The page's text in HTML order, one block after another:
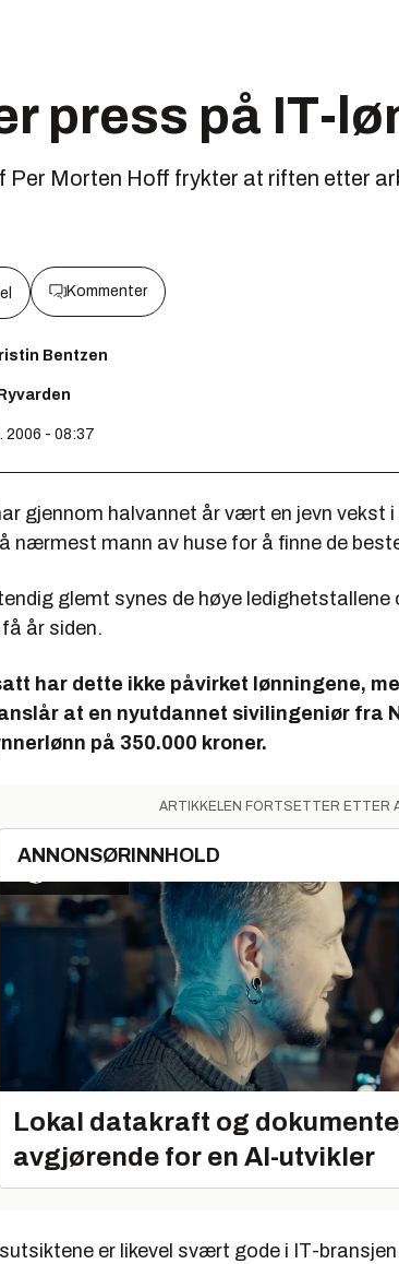
press på IT-
Per Morten Hoff frykter at riften etter
Kommenter
Bentzen
2006 - 08:37
gjennom halvannet år vært en jevn vekst
nærmest mann av huse for å finne de
glemt synes de høye
år siden.
har dette ikke påvirket lønningene,
at en nyutdannet sivilingeniør fra
på 350.000 kroner.
ARTIKKELEN FORTSETTER ETTER
ANNONSØRINNHOLD
Lokal datakraft og
avgjørende for en AI-utvikler
er likevel svært gode i IT-